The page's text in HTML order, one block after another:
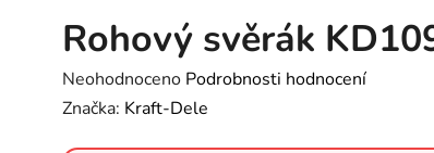
Rohový svěrák
Průměrné
hodnocení
Neohodnoceno Podrobnosti hodnocení
Značka: Kraft-Dele